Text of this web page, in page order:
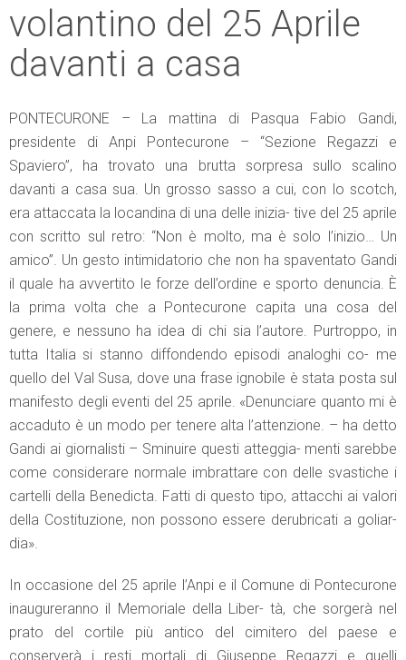
volantino del 25 Aprile
davanti a casa
PONTECURONE – La mattina di Pasqua Fabio Gandi,
presidente di Anpi Pontecurone – “Sezione Regazzi e
Spaviero”, ha trovato una brutta sorpresa sullo scalino
davanti a casa sua. Un grosso sasso a cui, con lo scotch,
era attaccata la locandina di una delle inizia- tive del 25 aprile
con scritto sul retro: “Non è molto, ma è solo l’inizio… Un
amico”. Un gesto intimidatorio che non ha spaventato Gandi
il quale ha avvertito le forze dell’ordine e sporto denuncia. È
la prima volta che a Pontecurone capita una cosa del
genere, e nessuno ha idea di chi sia l’autore. Purtroppo, in
tutta Italia si stanno diffondendo episodi analoghi co- me
quello del Val Susa, dove una frase ignobile è stata posta sul
manifesto degli eventi del 25 aprile. «Denunciare quanto mi è
accaduto è un modo per tenere alta l’attenzione. – ha detto
Gandi ai giornalisti – Sminuire questi atteggia- menti sarebbe
come considerare normale imbrattare con delle svastiche i
cartelli della Benedicta. Fatti di questo tipo, attacchi ai valori
della Costituzione, non possono essere derubricati a goliar-
dia».
In occasione del 25 aprile l’Anpi e il Comune di Pontecurone
inaugureranno il Memoriale della Liber- tà, che sorgerà nel
prato del cortile più antico del cimitero del paese e
conserverà i resti mortali di Giuseppe Regazzi e quelli